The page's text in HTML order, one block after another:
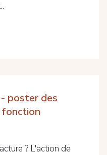
poster des
fonction
? L'action de